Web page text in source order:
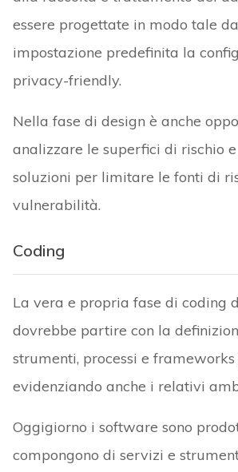
essere progettate in modo tale
impostazione predefinita la
privacy-friendly.
Nella fase di design è anche
analizzare le superfici di rischio
soluzioni per limitare le fonti di
vulnerabilità.
Coding
La vera e propria fase di coding
dovrebbe partire con la
strumenti, processi e frameworks
evidenziando anche i relativi
Oggigiorno i software sono
compongono di servizi e